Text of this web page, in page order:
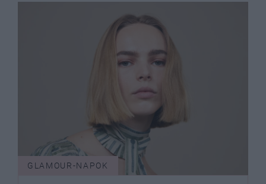
GLAMOUR-NAPOK